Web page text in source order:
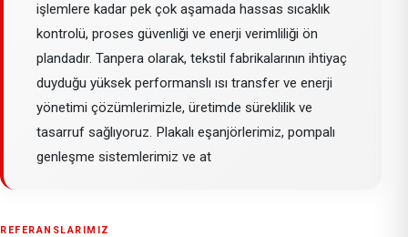
işlemlere kadar pek çok aşamada hassas sıcaklık
kontrolü, proses güvenliği ve enerji verimliliği ön
plandadır. Tanpera olarak, tekstil fabrikalarının ihtiyaç
duyduğu yüksek performanslı ısı transfer ve enerji
yönetimi çözümlerimizle, üretimde süreklilik ve
tasarruf sağlıyoruz. Plakalı eşanjörlerimiz, pompalı
genleşme sistemlerimiz ve at
REFERANSLARIMIZ